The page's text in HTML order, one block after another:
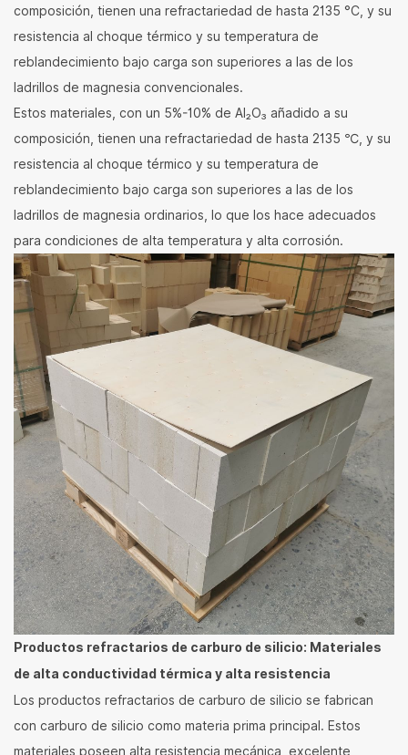
composición, tienen una refractariedad de hasta 2135 °C, y su
resistencia al choque térmico y su temperatura de
reblandecimiento bajo carga son superiores a las de los
ladrillos de magnesia convencionales.
Estos materiales, con un 5%-10% de Al₂O₃ añadido a su
composición, tienen una refractariedad de hasta 2135 ℃, y su
resistencia al choque térmico y su temperatura de
reblandecimiento bajo carga son superiores a las de los
ladrillos de magnesia ordinarios, lo que los hace adecuados
para condiciones de alta temperatura y alta corrosión.
Productos refractarios de carburo de silicio: Materiales
de alta conductividad térmica y alta resistencia
Los productos refractarios de carburo de silicio se fabrican
con carburo de silicio como materia prima principal. Estos
materiales poseen alta resistencia mecánica, excelente